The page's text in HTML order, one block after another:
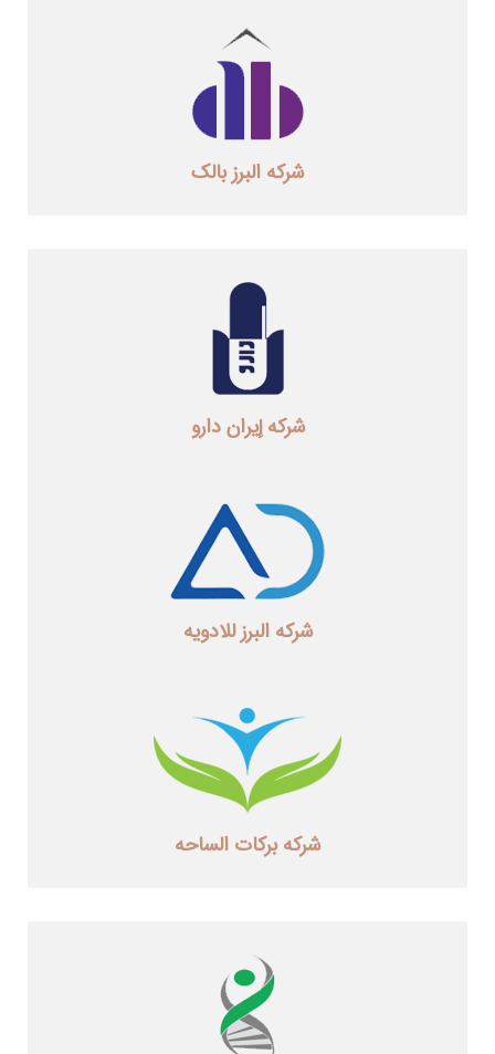
شرکه البرز بالک
شرکه إیران دارو
شرکه البرز للادویه
شرکه برکات الساحه